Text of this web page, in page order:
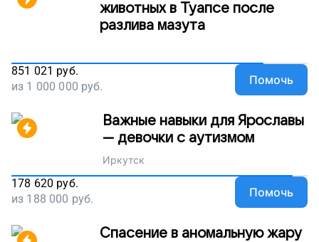
животных в Туапсе после
разлива мазута
851 021 руб.
из 1 000 000 руб. Помочь
Важные навыки для Ярославы
— девочки с аутизмом
Иркутск
178 620 руб.
из 188 000 руб. Помочь
Спасение в аномальную жару